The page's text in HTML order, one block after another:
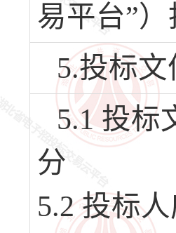
易平台”
5.投标
5.1 投标
分
5.2 投标